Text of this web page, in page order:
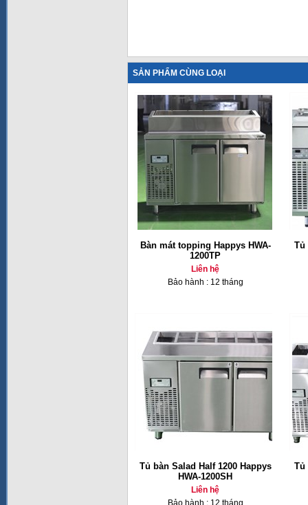
SẢN PHẨM CÙNG LOẠI
Bàn mát topping Happys HWA-
1200TP
Liên hệ
Bảo hành : 12 tháng
Tủ
Tủ bàn Salad Half 1200 Happys
HWA-1200SH
Liên hệ
Bảo hành : 12 tháng
Tủ